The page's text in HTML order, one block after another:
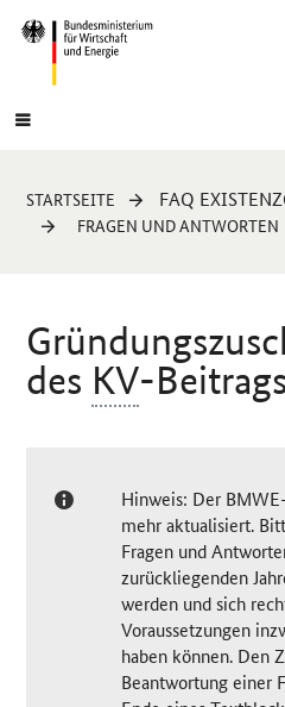
Navigation
Hauptmenü
Sie
sind
STARTSEITE FAQ
FRAGEN UND ANTWORTEN
des KV-
Hinweis: Der
mehr aktualisiert.
Fragen und
zurückliegenden
werden und sich
Voraussetzungen
haben können. Den
Beantwortung einer